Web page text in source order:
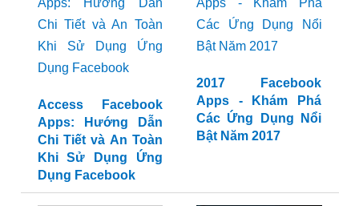
Dùng
Access Facebook
2017 Facebook